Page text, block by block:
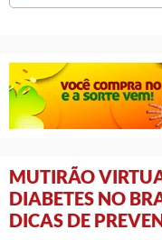
MUTIRÃO
DIABETES NO
DICAS DE